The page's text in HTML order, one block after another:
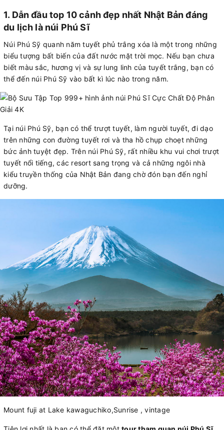
1. Dẫn đầu top 10 cảnh đẹp nhất Nhật Bản đáng
du lịch là núi Phú Sĩ
Núi Phú Sỹ quanh năm tuyết phủ trắng xóa là một trong những
biểu tượng bất biến của đất nước mặt trời mọc. Nếu bạn chưa
biết màu sắc, hương vị và sự lung linh của tuyết trắng, bạn có
thể đến núi Phú Sỹ vào bất kì lúc nào trong năm.
Tại núi Phú Sỹ, bạn có thể trượt tuyết, làm người tuyết, đi dạo
trên những con đường tuyết rơi và tha hồ chụp choẹt những
bức ảnh tuyệt đẹp. Trên núi Phú Sỹ, rất nhiều khu vui chơi trượt
tuyết nổi tiếng, các resort sang trọng và cả những ngôi nhà
kiểu truyền thống của Nhật Bản đang chờ đón bạn đến nghỉ
dưỡng.
Mount fuji at Lake kawaguchiko,Sunrise , vintage